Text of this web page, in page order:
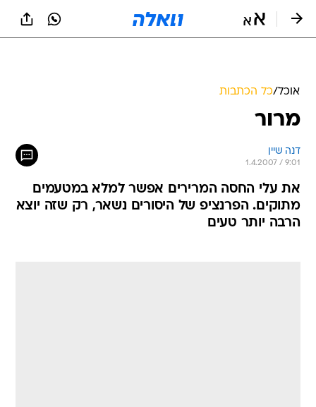
אוכל/כל הכתבות
מרור
דנה שיין
1.4.2007 / 9:01
את עלי החסה המרירים אפשר למלא במטעמים
מתוקים. הפרנציפ של היסורים נשאר, רק שזה יוצא
הרבה יותר טעים